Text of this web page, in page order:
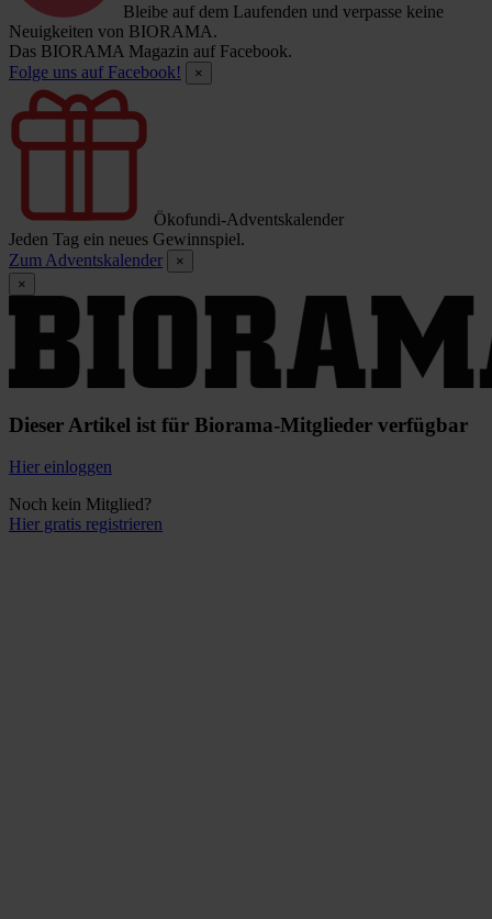
Bleibe auf dem Laufenden und verpasse keine
Neuigkeiten von BIORAMA.
Das BIORAMA Magazin auf Facebook.
Folge uns auf Facebook!
×
Ökofundi-Adventskalender
Jeden Tag ein neues Gewinnspiel.
Zum Adventskalender
×
×
Dieser Artikel ist für Biorama-Mitglieder verfügbar
Hier einloggen
Noch kein Mitglied?
Hier gratis registrieren